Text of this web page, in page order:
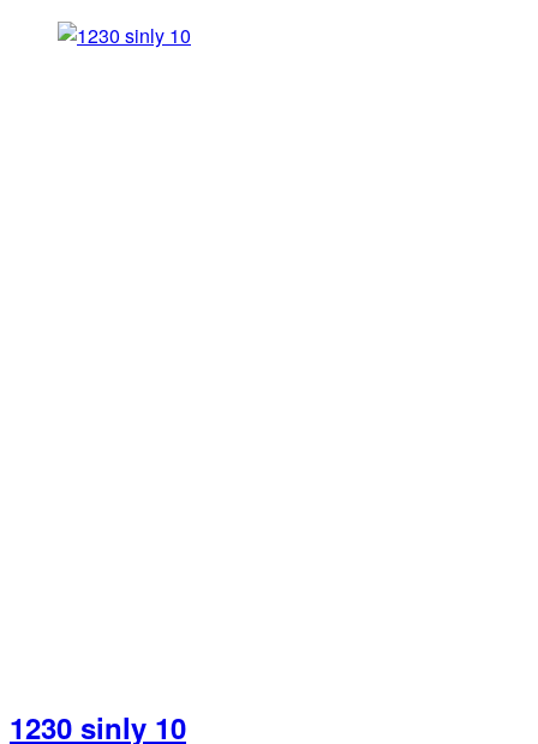
1230 sinly 10